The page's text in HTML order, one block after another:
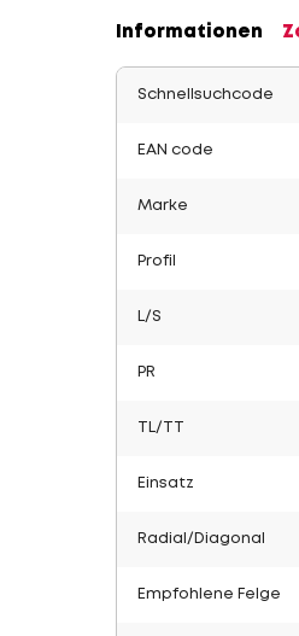
Informationen
Schnellsuchcode
EAN code
Marke
Profil
L/S
PR
TL/TT
Einsatz
Radial/Diagonal
Empfohlene Felge